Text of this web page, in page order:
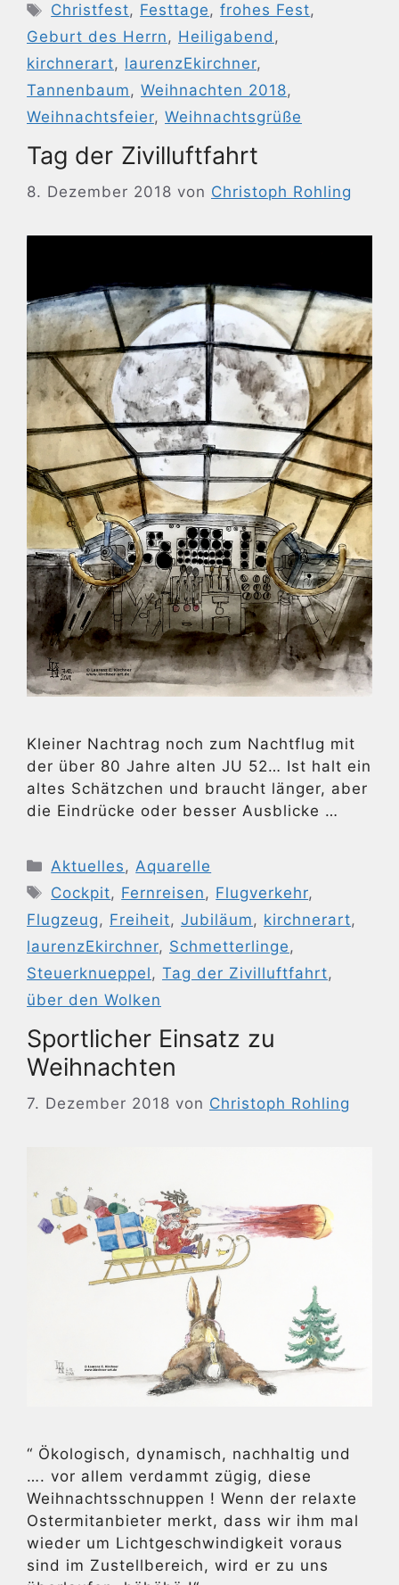
Schlagwörter
Christfest, Festtage,frohes Fest,
Geburt des Herrn, Heiligabend ,
kirchnerart, laurenzEkirchner,
Tannenbaum, Weihnachten 2018,
Weihnachtsfeier, Weihnachtsgrüße
Tag der Zivilluftfahrt
8. Dezember 2018 von Christoph Rohling
Kleiner Nachtrag noch zum Nachtflug mit
der über 80 Jahre alten JU 52… Ist halt ein
altes Schätzchen und braucht länger, aber
die Eindrücke oder besser Ausblicke …
Kategorien
Aktuelles,Aquarelle
Schlagwörter
Cockpit, Fernreisen, Flugverkehr,
Flugzeug, Freiheit, Jubiläum, kirchnerart,
laurenzEkirchner, Schmetterlinge,
Steuerknueppel, Tag der Zivilluftfahrt,
über den Wolken
Sportlicher Einsatz zu
Weihnachten
7. Dezember 2018 von Christoph Rohling
“ Ökologisch, dynamisch, nachhaltig und
…. vor allem verdammt zügig, diese
Weihnachtsschnuppen ! Wenn der relaxte
Ostermitanbieter merkt, dass wir ihm mal
wieder um Lichtgeschwindigkeit voraus
sind im Zustellbereich, wird er zu uns